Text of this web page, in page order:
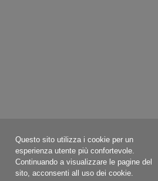
Questo sito utilizza i cookie per un
esperienza utente più confortevole.
Continuando a visualizzare le pagine del
sito, acconsenti all uso dei cookie.